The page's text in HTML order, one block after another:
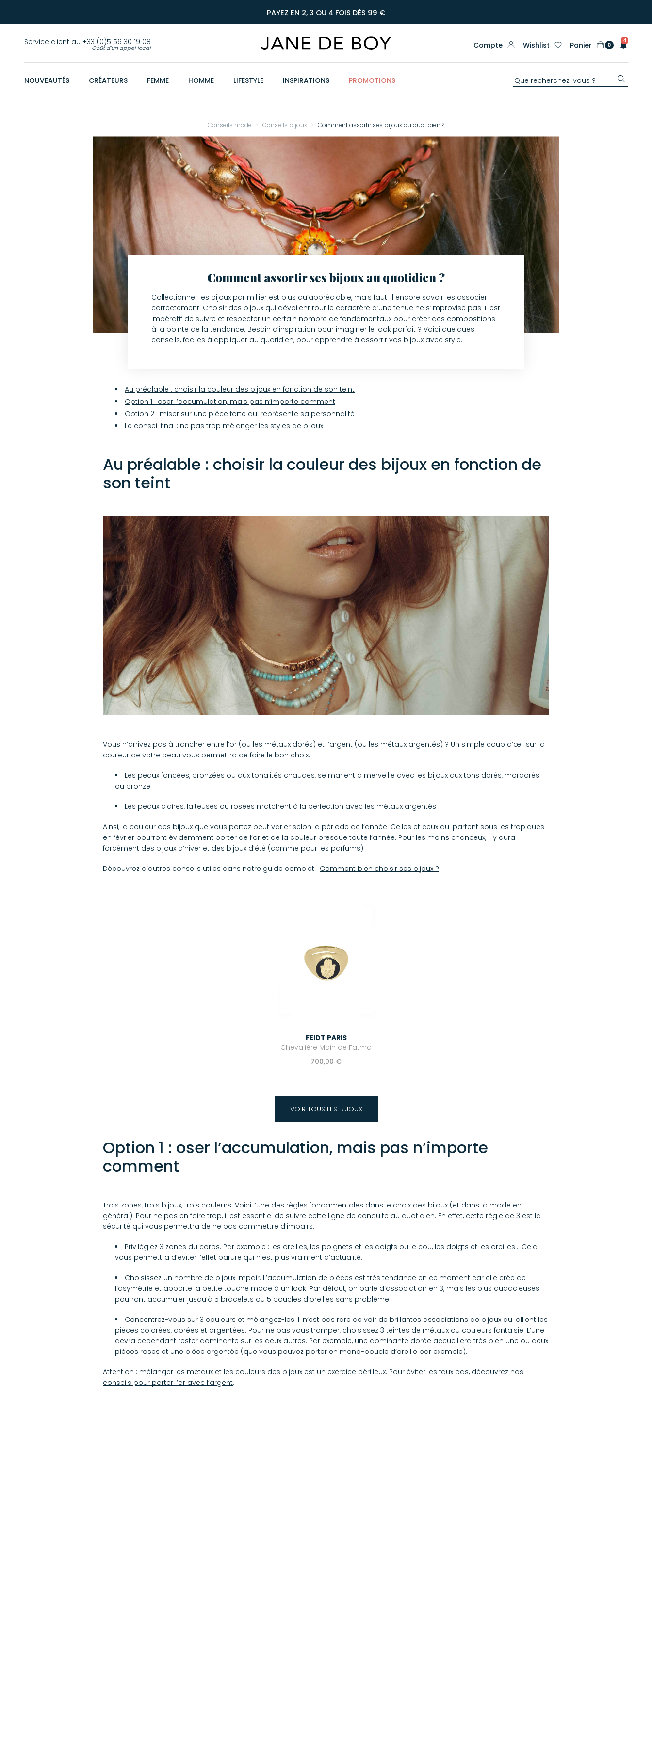
PAYEZ EN 2, 3 OU 4 FOIS DÈS 99 €
Service client au +33 (0)5 56 30 19 08
Coût d'un appel local Compte Wishlist Panier 0
4
NOUVEAUTÉS CRÉATEURS FEMME HOMME LIFESTYLE INSPIRATIONS PROMOTIONS
Conseils mode Conseils bijoux Comment assortir ses bijoux au quotidien ?
Comment assortir ses bijoux au quotidien ?
Collectionner les bijoux par millier est plus qu’appréciable, mais faut-il encore savoir les associer
correctement. Choisir des bijoux qui dévoilent tout le caractère d’une tenue ne s’improvise pas. Il est
impératif de suivre et respecter un certain nombre de fondamentaux pour créer des compositions
à la pointe de la tendance. Besoin d’inspiration pour imaginer le look parfait ? Voici quelques
conseils, faciles à appliquer au quotidien, pour apprendre à assortir vos bijoux avec style.
Au préalable : choisir la couleur des bijoux en fonction de son teint
Option 1 : oser l’accumulation, mais pas n’importe comment
Option 2 : miser sur une pièce forte qui représente sa personnalité
Le conseil final : ne pas trop mélanger les styles de bijoux
Au préalable : choisir la couleur des bijoux en fonction de
son teint
Vous n’arrivez pas à trancher entre l’or (ou les métaux dorés) et l’argent (ou les métaux argentés) ? Un simple coup d’œil sur la
couleur de votre peau vous permettra de faire le bon choix.
Les peaux foncées, bronzées ou aux tonalités chaudes, se marient à merveille avec les bijoux aux tons dorés, mordorés
ou bronze.
Les peaux claires, laiteuses ou rosées matchent à la perfection avec les métaux argentés.
Ainsi, la couleur des bijoux que vous portez peut varier selon la période de l’année. Celles et ceux qui partent sous les tropiques
en février pourront évidemment porter de l’or et de la couleur presque toute l’année. Pour les moins chanceux, il y aura
forcément des bijoux d’hiver et des bijoux d’été (comme pour les parfums).
Découvrez d’autres conseils utiles dans notre guide complet : Comment bien choisir ses bijoux ?
FEIDT PARIS
Chevalière Main de Fatma
700,00 €
VOIR TOUS LES BIJOUX
Option 1 : oser l’accumulation, mais pas n’importe
comment
Trois zones, trois bijoux, trois couleurs. Voici l’une des règles fondamentales dans le choix des bijoux (et dans la mode en
général). Pour ne pas en faire trop, il est essentiel de suivre cette ligne de conduite au quotidien. En effet, cette règle de 3 est la
sécurité qui vous permettra de ne pas commettre d’impairs.
Privilégiez 3 zones du corps. Par exemple : les oreilles, les poignets et les doigts ou le cou, les doigts et les oreilles… Cela
vous permettra d’éviter l’effet parure qui n’est plus vraiment d’actualité.
Choisissez un nombre de bijoux impair. L’accumulation de pièces est très tendance en ce moment car elle crée de
l’asymétrie et apporte la petite touche mode à un look. Par défaut, on parle d’association en 3, mais les plus audacieuses
pourront accumuler jusqu’à 5 bracelets ou 5 boucles d’oreilles sans problème.
Concentrez-vous sur 3 couleurs et mélangez-les. Il n’est pas rare de voir de brillantes associations de bijoux qui allient les
pièces colorées, dorées et argentées. Pour ne pas vous tromper, choisissez 3 teintes de métaux ou couleurs fantaisie. L’une
devra cependant rester dominante sur les deux autres. Par exemple, une dominante dorée accueillera très bien une ou deux
pièces roses et une pièce argentée (que vous pouvez porter en mono-boucle d’oreille par exemple).
Attention : mélanger les métaux et les couleurs des bijoux est un exercice périlleux. Pour éviter les faux pas, découvrez nos
conseils pour porter l’or avec l’argent.